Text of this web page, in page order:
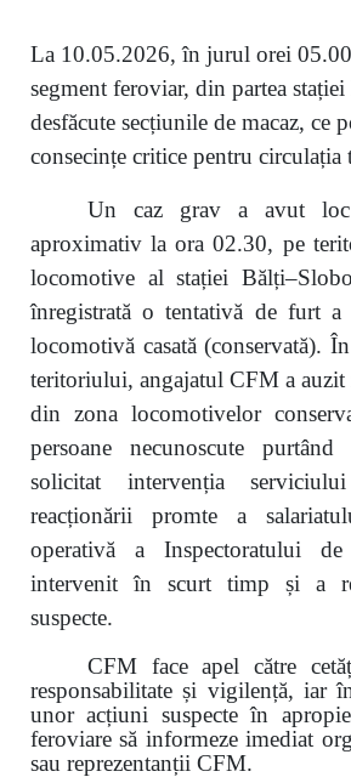
La 10.05.2026, în jurul orei
segment feroviar, din partea
desfăcute secțiunile de macaz, ce
consecințe critice pentru circulația
Un caz grav a avut loc
aproximativ la ora 02.30, pe
locomotive al stației
înregistrată o tentativă de furt
locomotivă casată (conservată).
teritoriului, angajatul CFM a auzit
din zona locomotivelor
persoane necunoscute
solicitat intervenția
reacționării promte a
operativă a Inspectoratului
intervenit în scurt timp și a
suspecte.
CFM face apel către
responsabilitate și vigilență, iar
unor acțiuni suspecte în
feroviare să informeze imediat
sau reprezentanții CFM.